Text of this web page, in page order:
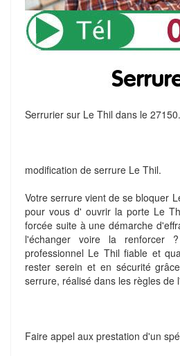
Serrurier sur Le Thil dans le 27150.
modification de serrure Le Thil.
Votre serrure vient de se bloquer
pour vous d' ouvrir la porte Le
forcée suite à une démarche
l'échanger voire la renforcer
professionnel Le Thil fiable et
rester serein et en sécurité
serrure, réalisé dans les règles de
Faire appel aux prestation d'un